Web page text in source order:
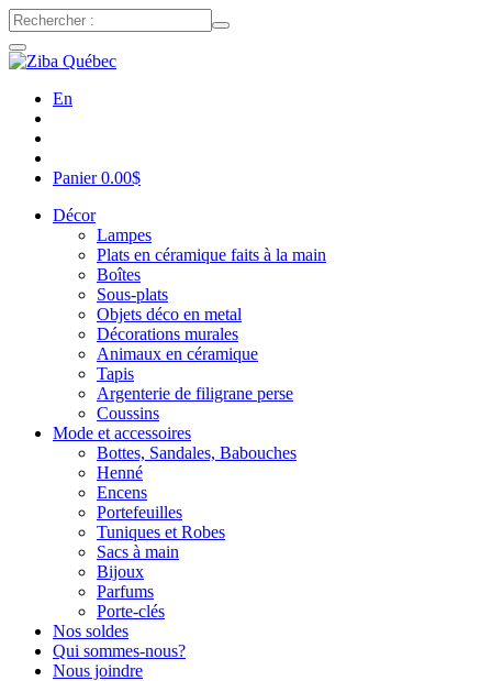
En
Panier0.00$
Décor
Lampes
Plats en céramique faits à la main
Boîtes
Sous-plats
Objets déco en metal
Décorations murales
Animaux en céramique
Tapis
Argenterie de filigrane perse
Coussins
Mode et accessoires
Bottes, Sandales, Babouches
Henné
Encens
Portefeuilles
Tuniques et Robes
Sacs à main
Bijoux
Parfums
Porte-clés
Nos soldes
Qui sommes-nous?
Nous joindre